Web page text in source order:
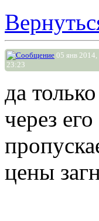
05 янв 2014,
23:23
да
через
цены